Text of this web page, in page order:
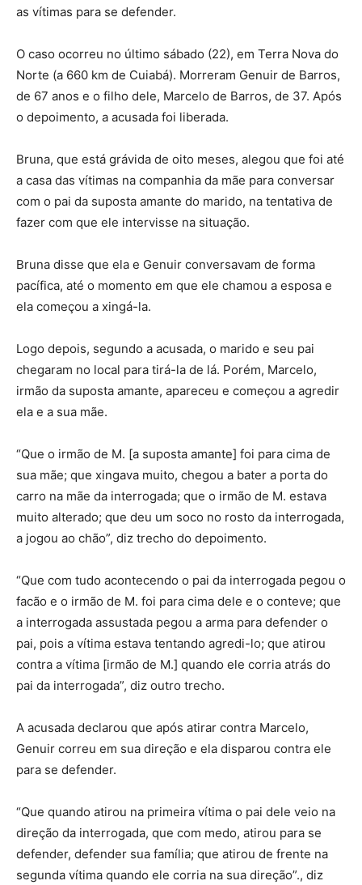
as vítimas para se defender.
O caso ocorreu no último sábado (22), em Terra Nova do
Norte (a 660 km de Cuiabá). Morreram Genuir de Barros,
de 67 anos e o filho dele, Marcelo de Barros, de 37. Após
o depoimento, a acusada foi liberada.
Bruna, que está grávida de oito meses, alegou que foi até
a casa das vítimas na companhia da mãe para conversar
com o pai da suposta amante do marido, na tentativa de
fazer com que ele intervisse na situação.
Bruna disse que ela e Genuir conversavam de forma
pacífica, até o momento em que ele chamou a esposa e
ela começou a xingá-la.
Logo depois, segundo a acusada, o marido e seu pai
chegaram no local para tirá-la de lá. Porém, Marcelo,
irmão da suposta amante, apareceu e começou a agredir
ela e a sua mãe.
“Que o irmão de M. [a suposta amante] foi para cima de
sua mãe; que xingava muito, chegou a bater a porta do
carro na mãe da interrogada; que o irmão de M. estava
muito alterado; que deu um soco no rosto da interrogada,
a jogou ao chão”, diz trecho do depoimento.
“Que com tudo acontecendo o pai da interrogada pegou o
facão e o irmão de M. foi para cima dele e o conteve; que
a interrogada assustada pegou a arma para defender o
pai, pois a vítima estava tentando agredi-lo; que atirou
contra a vítima [irmão de M.] quando ele corria atrás do
pai da interrogada”, diz outro trecho.
A acusada declarou que após atirar contra Marcelo,
Genuir correu em sua direção e ela disparou contra ele
para se defender.
“Que quando atirou na primeira vítima o pai dele veio na
direção da interrogada, que com medo, atirou para se
defender, defender sua família; que atirou de frente na
segunda vítima quando ele corria na sua direção”., diz